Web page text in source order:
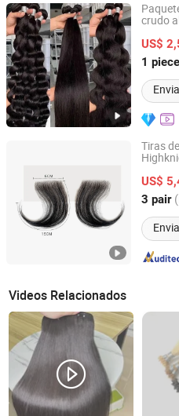
crudo
de
dibujado
US$
1 piece
Guangzhou Hao Second
Guangdong, China
Tiras de
US$
3 pair
Skylark Network Co., Ltd.
Zhejiang, China
Videos Relacionados